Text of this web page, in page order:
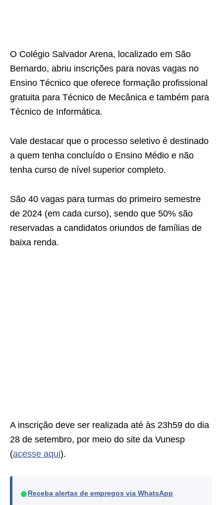
O Colégio Salvador Arena, localizado em São
Bernardo, abriu inscrições para novas vagas no
Ensino Técnico que oferece formação profissional
gratuita para Técnico de Mecânica e também para
Técnico de Informática.
Vale destacar que o processo seletivo é destinado
a quem tenha concluído o Ensino Médio e não
tenha curso de nível superior completo.
São 40 vagas para turmas do primeiro semestre
de 2024 (em cada curso), sendo que 50% são
reservadas a candidatos oriundos de famílias de
baixa renda.
A inscrição deve ser realizada até às 23h59 do dia
28 de setembro, por meio do site da Vunesp
(acesse aqui).
● Receba alertas de empregos via WhatsApp